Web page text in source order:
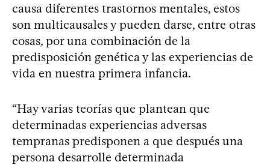
causa diferentes trastornos mentales, estos
son multicausales y pueden darse, entre otras
cosas, por una combinación de la
predisposición genética y las experiencias de
vida en nuestra primera infancia.
“Hay varias teorías que plantean que
determinadas experiencias adversas
tempranas predisponen a que después una
persona desarrolle determinada